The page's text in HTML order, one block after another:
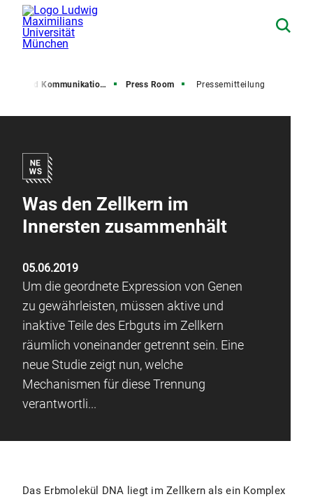
und Kommunikation (PuK) Press Room Pressemitteilung
Was den Zellkern im
Innersten zusammenhält
05.06.2019
Um die geordnete Expression von Genen
zu gewährleisten, müssen aktive und
inaktive Teile des Erbguts im Zellkern
räumlich voneinander getrennt sein. Eine
neue Studie zeigt nun, welche
Mechanismen für diese Trennung
verantwortli...
Das Erbmolekül DNA liegt im Zellkern als ein Komplex